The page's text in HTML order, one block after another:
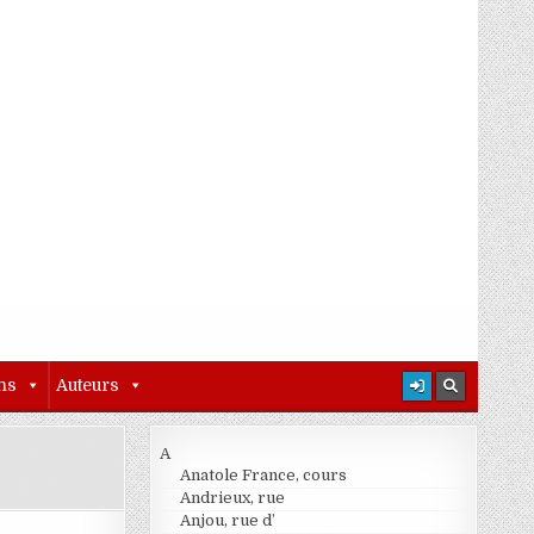
Auteurs
A
Anatole France, cours
Andrieux, rue
Anjou, rue d’